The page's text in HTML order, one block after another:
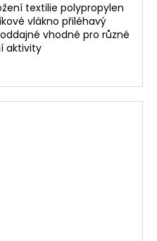
textilie polypropylen
vlákno přiléhavý
vhodné pro různé
aktivity